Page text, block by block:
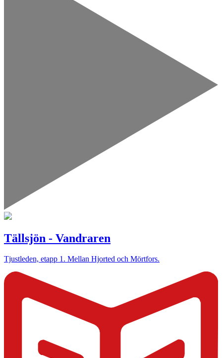
Tällsjön - Vandraren
Tjustleden, etapp 1. Mellan Hjorted och Mörtfors.